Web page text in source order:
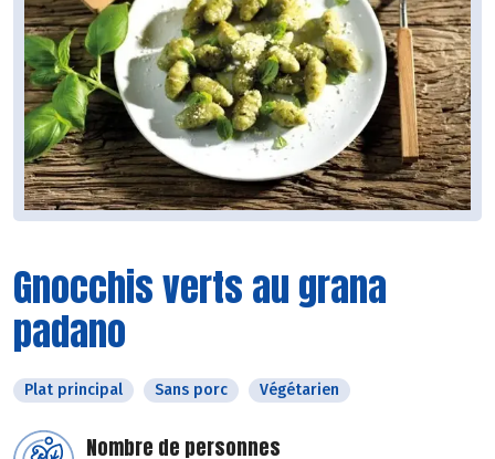
Gnocchis verts au grana
padano
Plat principal Sans porc Végétarien
Nombre de personnes